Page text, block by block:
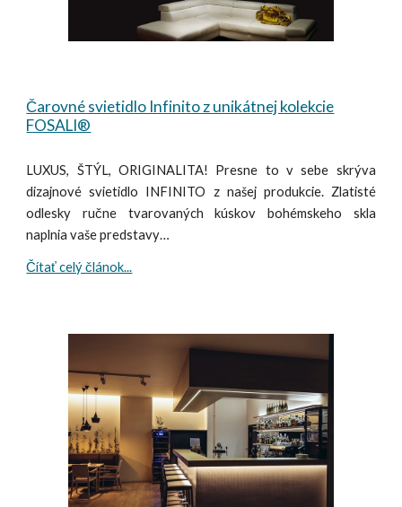
Čarovné svietidlo Infinito z unikátnej kolekcie
FOSALI®
LUXUS, ŠTÝL, ORIGINALITA! Presne to v sebe skrýva
dizajnové svietidlo INFINITO z našej produkcie. Zlatisté
odlesky ručne tvarovaných kúskov bohémskeho skla
naplnia vaše predstavy…
Čítať celý článok...